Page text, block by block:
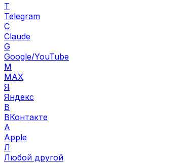
T
Telegram
C
Claude
G
Google/YouTube
M
MAX
Я
Яндекс
В
ВКонтакте
A
Apple
Л
Любой другой